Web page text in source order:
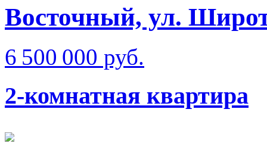
Восточный, ул.
6 500 000 руб.
2-комнатная квартира